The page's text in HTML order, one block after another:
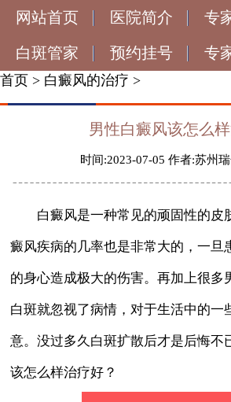
网站首页 医院简介 专
白斑管家 预约挂号 专
首页 > 白癜风的治疗 >
男性白癜风该怎么
时间:2023-07-05 作者:苏州
白癜风是一种常见的顽固性的皮
癜风疾病的几率也是非常大的，一旦
的身心造成极大的伤害。再加上很多
白斑就忽视了病情，对于生活中的一
意。没过多久白斑扩散后才是后悔不
该怎么样治疗好？